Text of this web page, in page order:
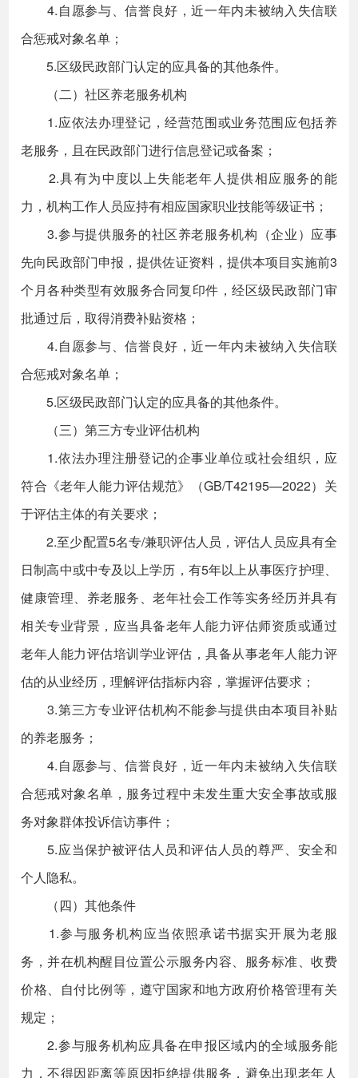
4.自愿参与、信誉良好，近一年内未被纳入失信联
合惩戒对象名单；
5.区级民政部门认定的应具备的其他条件。
（二）社区养老服务机构
1.应依法办理登记，经营范围或业务范围应包括养
老服务，且在民政部门进行信息登记或备案；
2.具有为中度以上失能老年人提供相应服务的能
力，机构工作人员应持有相应国家职业技能等级证书；
3.参与提供服务的社区养老服务机构（企业）应事
先向民政部门申报，提供佐证资料，提供本项目实施前3
个月各种类型有效服务合同复印件，经区级民政部门审
批通过后，取得消费补贴资格；
4.自愿参与、信誉良好，近一年内未被纳入失信联
合惩戒对象名单；
5.区级民政部门认定的应具备的其他条件。
（三）第三方专业评估机构
1.依法办理注册登记的企事业单位或社会组织，应
符合《老年人能力评估规范》（GB/T42195—2022）关
于评估主体的有关要求；
2.至少配置5名专/兼职评估人员，评估人员应具有全
日制高中或中专及以上学历，有5年以上从事医疗护理、
健康管理、养老服务、老年社会工作等实务经历并具有
相关专业背景，应当具备老年人能力评估师资质或通过
老年人能力评估培训学业评估，具备从事老年人能力评
估的从业经历，理解评估指标内容，掌握评估要求；
3.第三方专业评估机构不能参与提供由本项目补贴
的养老服务；
4.自愿参与、信誉良好，近一年内未被纳入失信联
合惩戒对象名单，服务过程中未发生重大安全事故或服
务对象群体投诉信访事件；
5.应当保护被评估人员和评估人员的尊严、安全和
个人隐私。
（四）其他条件
1.参与服务机构应当依照承诺书据实开展为老服
务，并在机构醒目位置公示服务内容、服务标准、收费
价格、自付比例等，遵守国家和地方政府价格管理有关
规定；
2.参与服务机构应具备在申报区域内的全域服务能
力，不得因距离等原因拒绝提供服务，避免出现老年人